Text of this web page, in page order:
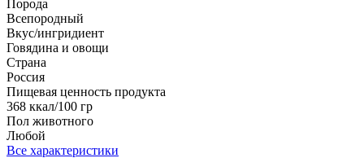
Порода
Всепородный
Вкус/ингридиент
Говядина и овощи
Страна
Россия
Пищевая ценность продукта
368 ккал/100 гр
Пол животного
Любой
Все характеристики